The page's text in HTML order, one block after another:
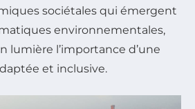
sociétales qui émergent
environnementales,
l’importance d’une
et inclusive.